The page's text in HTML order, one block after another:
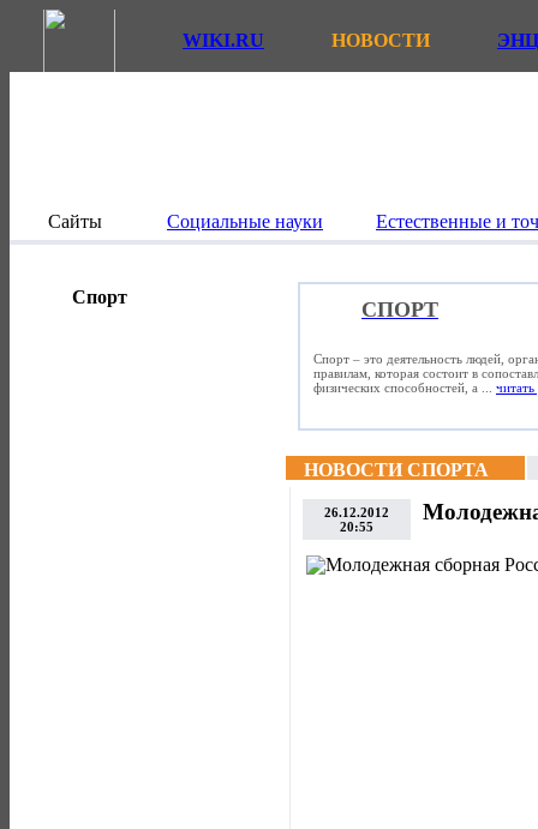
WIKI.RU НОВОСТИ
Сайты Социальные науки Естественные и
Спорт
СПОРТ
Спорт – это деятельность людей,
правилам, которая состоит в
физических способностей, а ... читать
НОВОСТИ СПОРТА
26.12.2012
20:55